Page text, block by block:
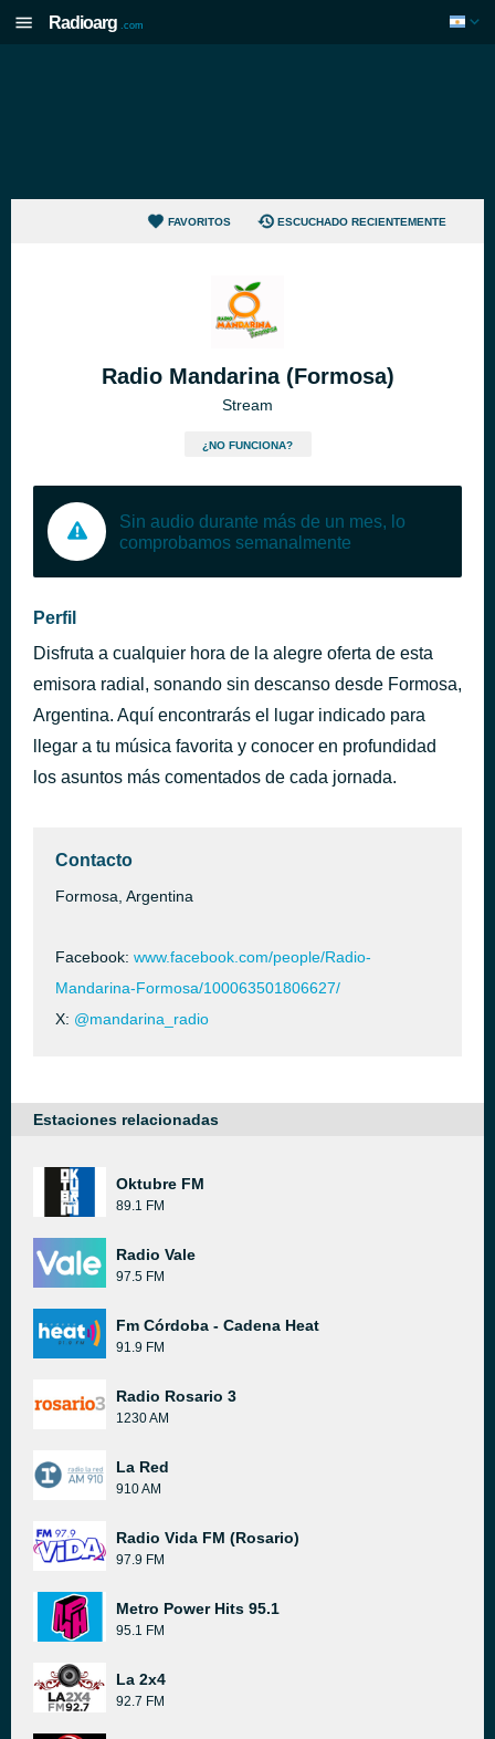
Radioarg .com
FAVORITOS ESCUCHADO RECIENTEMENTE
Radio Mandarina (Formosa)
Stream
¿NO FUNCIONA?
Sin audio durante más de un mes, lo
comprobamos semanalmente
Perfil
Disfruta a cualquier hora de la alegre oferta de esta
emisora radial, sonando sin descanso desde Formosa,
Argentina. Aquí encontrarás el lugar indicado para
llegar a tu música favorita y conocer en profundidad
los asuntos más comentados de cada jornada.
Contacto
Formosa, Argentina
Facebook: www.facebook.com/people/Radio-
Mandarina-Formosa/100063501806627/
X: @mandarina_radio
Estaciones relacionadas
Oktubre FM
89.1 FM
Radio Vale
97.5 FM
Fm Córdoba - Cadena Heat
91.9 FM
Radio Rosario 3
1230 AM
La Red
910 AM
Radio Vida FM (Rosario)
97.9 FM
Metro Power Hits 95.1
95.1 FM
La 2x4
92.7 FM